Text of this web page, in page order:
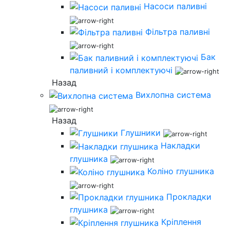
Насоси паливні
Фільтра паливні
Бак
паливний і комплектуючі
Назад
Вихлопна система
Назад
Глушники
Накладки
глушника
Коліно глушника
Прокладки
глушника
Кріплення